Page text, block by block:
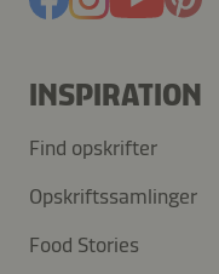
INSPIRATION
Find opskrifter
Opskriftssamlinger
Food Stories